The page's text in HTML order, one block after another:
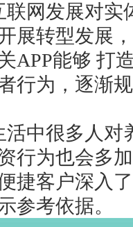
联网发展对
展转型发展
APP能够 打
行为，逐渐
中很多人
行为也会多
捷客户深入
参考依据。